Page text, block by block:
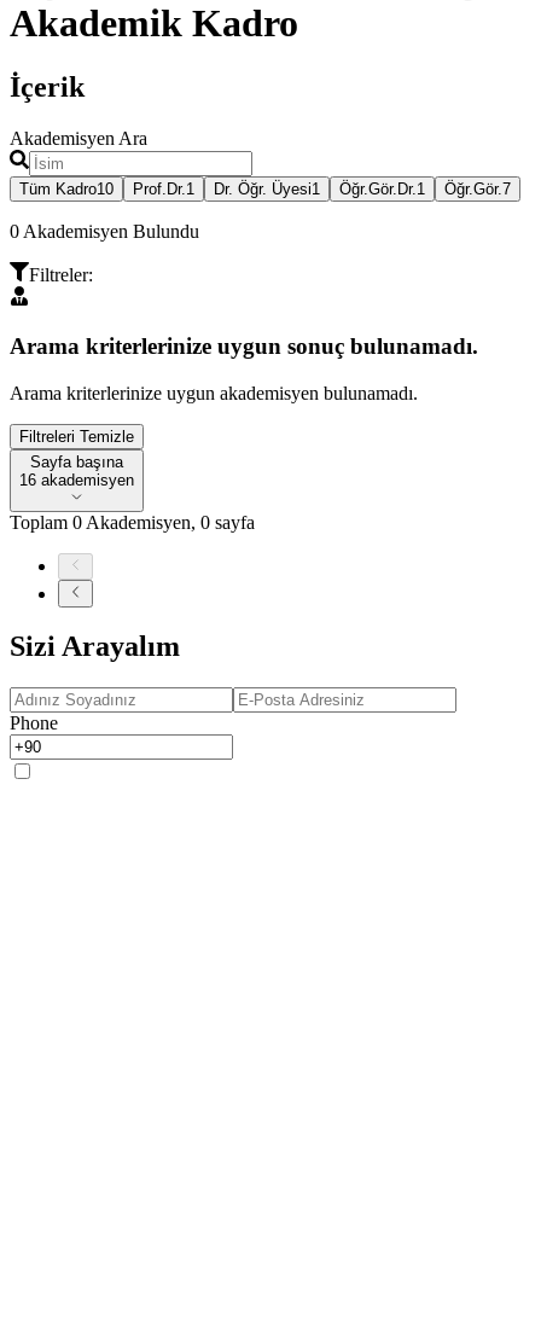
Akademik Kadro
İçerik
Akademisyen Ara
Tüm Kadro10 Prof.Dr.1 Dr. Öğr. Üyesi1 Öğr.Gör.Dr.1 Öğr.Gör.7
0 Akademisyen Bulundu
Filtreler:
Arama kriterlerinize uygun sonuç bulunamadı.
Arama kriterlerinize uygun akademisyen bulunamadı.
Filtreleri Temizle
Sayfa başına
Sayfa başına
16 akademisyen
Toplam 0 Akademisyen, 0 sayfa
Sizi Arayalım
Phone